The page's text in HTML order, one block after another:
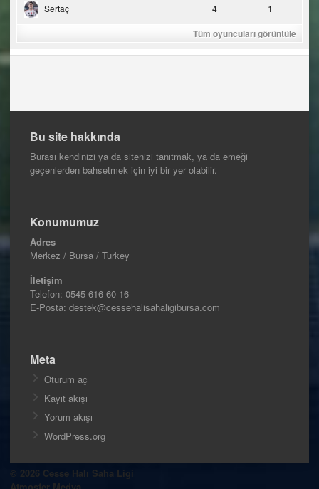
Sertaç 4 1
Tüm oyuncuları görüntüle
Bu site hakkında
Burası kendinizi ya da sitenizi tanıtmak, ya da emeği
geçenlerden bahsetmek için iyi bir yer olabilir.
Konumumuz
Adres
Merkez / Bursa / Turkey
İletişim
Telefon: 0545 616 60 16
E-Posta: destek@cessehalisahaligibursa.com
Meta
Oturum aç
Kayıt akışı
Yorum akışı
WordPress.org
© 2026 Cesse Halı Saha Ligi